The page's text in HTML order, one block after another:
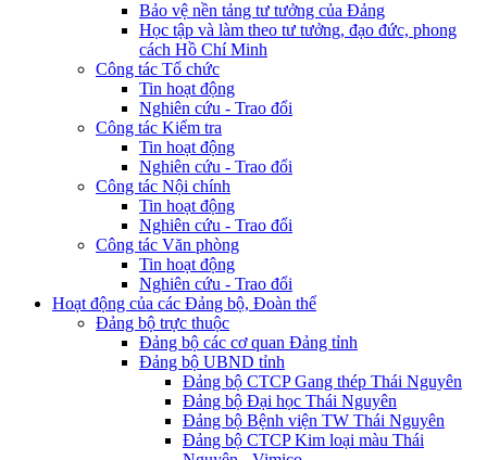
Bảo vệ nền tảng tư tưởng của Đảng
Học tập và làm theo tư tưởng, đạo đức, phong
cách Hồ Chí Minh
Công tác Tổ chức
Tin hoạt động
Nghiên cứu - Trao đổi
Công tác Kiểm tra
Tin hoạt động
Nghiên cứu - Trao đổi
Công tác Nội chính
Tin hoạt động
Nghiên cứu - Trao đổi
Công tác Văn phòng
Tin hoạt động
Nghiên cứu - Trao đổi
Hoạt động của các Đảng bộ, Đoàn thể
Đảng bộ trực thuộc
Đảng bộ các cơ quan Đảng tỉnh
Đảng bộ UBND tỉnh
Đảng bộ CTCP Gang thép Thái Nguyên
Đảng bộ Đại học Thái Nguyên
Đảng bộ Bệnh viện TW Thái Nguyên
Đảng bộ CTCP Kim loại màu Thái